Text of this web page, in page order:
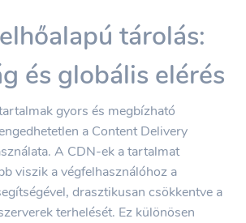
tárolás:
és globális elérés
gyors és megbízható
a Content Delivery
A CDN-ek a tartalmat
viszik a végfelhasználóhoz a
drasztikusan csökkentve a
terhelését. Ez különösen